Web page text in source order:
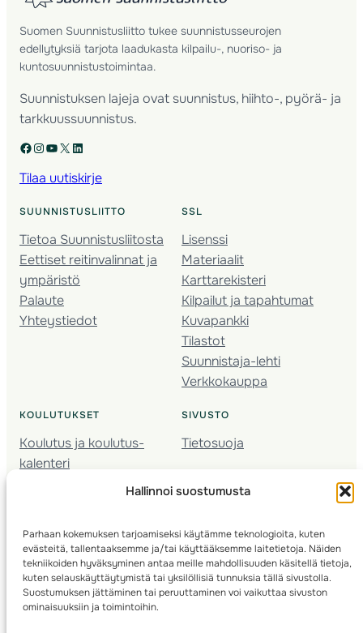
Hallinnoi suostumusta
Parhaan kokemuksen tarjoamiseksi käytämme teknologioita, kuten
evästeitä, tallentaaksemme ja/tai käyttääksemme laitetietoja. Näiden
tekniikoiden hyväksyminen antaa meille mahdollisuuden käsitellä tietoja,
kuten selauskäyttäytymistä tai yksilöllisiä tunnuksia tällä sivustolla.
Suostumuksen jättäminen tai peruuttaminen voi vaikuttaa sivuston
ominaisuuksiin ja toimintoihin.
Suomen Suunnistusliitto tukee suunnistusseurojen
edellytyksiä tarjota laadukasta kilpailu-, nuoriso- ja
kuntosuunnistustoimintaa.
Suunnistuksen lajeja ovat suunnistus, hiihto-, pyörä- ja
tarkkuussuunnistus.
Facebook Instagram YouTube X LinkedIn
Tilaa uutiskirje
SUUNNISTUSLIITTO
Tietoa Suunnistusliitosta
Eettiset reitinvalinnat ja
ympäristö
Palaute
Yhteystiedot
SSL
Lisenssi
Materiaalit
Karttarekisteri
Kilpailut ja tapahtumat
Kuvapankki
Tilastot
Suunnistaja-lehti
Verkkokauppa
KOULUTUKSET
Koulutus ja koulutus­
kalenteri
Nuorison koulutukset
Kartoitus
Ratamestari
SIVUSTO
Tietosuoja
© 2025 ·Suomen Suunnistusliitto· Valimotie 10, 00380 Helsinki, Finland